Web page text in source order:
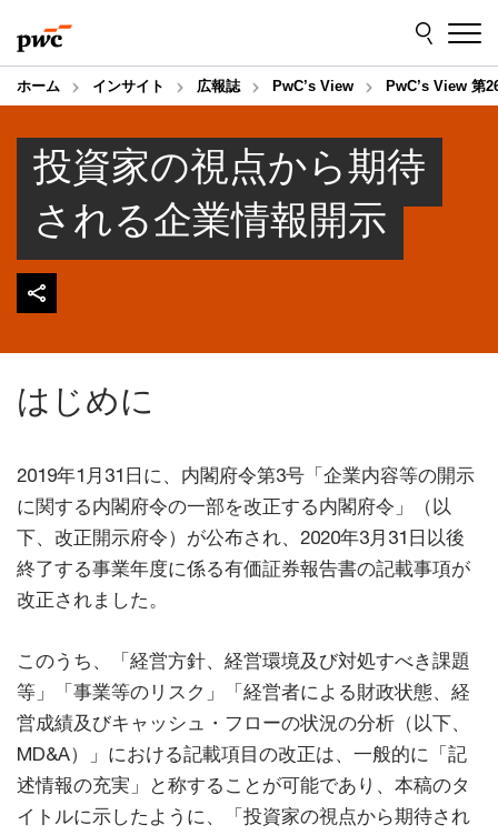
to
content
to
footer
ホーム インサイト 広報誌 PwC’s View PwC’s View 第
投資家の視点から期待
される企業情報開示
はじめに
2019年1月31日に、内閣府令第3号「企業内容等の開示
に関する内閣府令の一部を改正する内閣府令」（以
下、改正開示府令）が公布され、2020年3月31日以後
終了する事業年度に係る有価証券報告書の記載事項が
改正されました。
このうち、「経営方針、経営環境及び対処すべき課題
等」「事業等のリスク」「経営者による財政状態、経
営成績及びキャッシュ・フローの状況の分析（以下、
MD&A）」における記載項目の改正は、一般的に「記
述情報の充実」と称することが可能であり、本稿のタ
イトルに示したように、「投資家の視点から期待され